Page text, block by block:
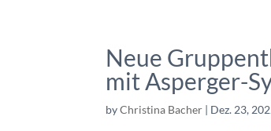
Neue
mit Asperger-
byChristina Bacher | Dez. 23,